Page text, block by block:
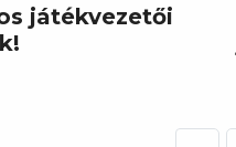
játékvezetői